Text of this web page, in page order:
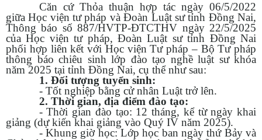
Căn cứ Thỏa thuận hợp tác ngày 06/5/2022
giữa Học viện tư pháp và Đoàn Luật sư tỉnh Đồng Nai,
Thông báo số 887/HVTP-ĐTCTHV ngày 22/5/2025
của Học viện tư pháp, Đoàn Luật sư tỉnh Đồng Nai
phối hợp liên kết với Học viện Tư pháp – Bộ Tư pháp
thông báo chiêu sinh lớp đào tạo nghề luật sư khóa
năm 2025 tại tỉnh Đồng Nai, cụ thể như sau:
1. Đối tượng tuyển sinh:
- Tốt nghiệp bằng cử nhân Luật trở lên.
2. Thời gian, địa điểm đào tạo:
- Thời gian đào tạo: 12 tháng, kể từ ngày khai
giảng (dự kiến khai giảng vào Quý IV năm 2025).
- Khung giờ học: Lớp học ban ngày thứ Bảy và